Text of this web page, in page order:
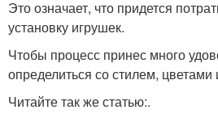
Это означает, что придется
установку игрушек.
Чтобы процесс принес много
определиться со стилем,
Читайте так же статью:.